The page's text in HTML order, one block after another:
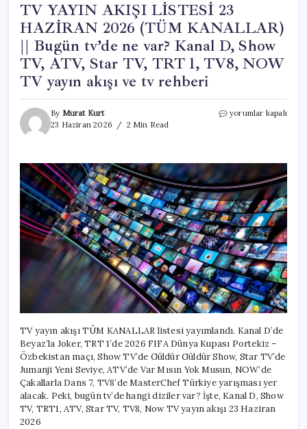
TV YAYIN AKIŞI LİSTESİ 23
HAZİRAN 2026 (TÜM KANALLAR)
|| Bugün tv’de ne var? Kanal D, Show
TV, ATV, Star TV, TRT 1, TV8, NOW
TV yayın akışı ve tv rehberi
By Murat Kurt
23 Haziran 2026
2 Min Read
TV
HAZİRAN
2026
(TÜM
KANALLAR)
||
Bugün
tv’de
ne
var?
Kanal
D,
Show
TV,
Star
TV,
TRT
1,
TV8,
NOW
TV
yorumlar kapalı
TV yayın akışı TÜM KANALLAR listesi yayımlandı. Kanal D’de
Beyaz’la Joker, TRT 1’de 2026 FIFA Dünya Kupası Portekiz –
Özbekistan maçı, Show TV’de Güldür Güldür Show, Star TV’de
Jumanji Yeni Seviye, ATV’de Var Mısın Yok Musun, NOW’de
Çakallarla Dans 7, TV8’de MasterChef Türkiye yarışması yer
alacak. Peki, bugün tv’de hangi diziler var? İşte, Kanal D, Show
TV, TRT1, ATV, Star TV, TV8, Now TV yayın akışı 23 Haziran
2026